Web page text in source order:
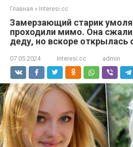
Главная » Interesi.cc
Замерзающий старик
проходили мимо. Она
деду, но вскоре открылась
07.05.2024 Interesi.cc admin